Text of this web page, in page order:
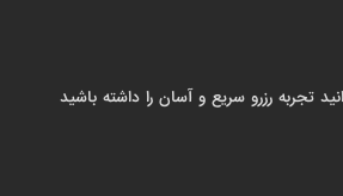
تجربه رزرو سریع و آسان را داشته باشید